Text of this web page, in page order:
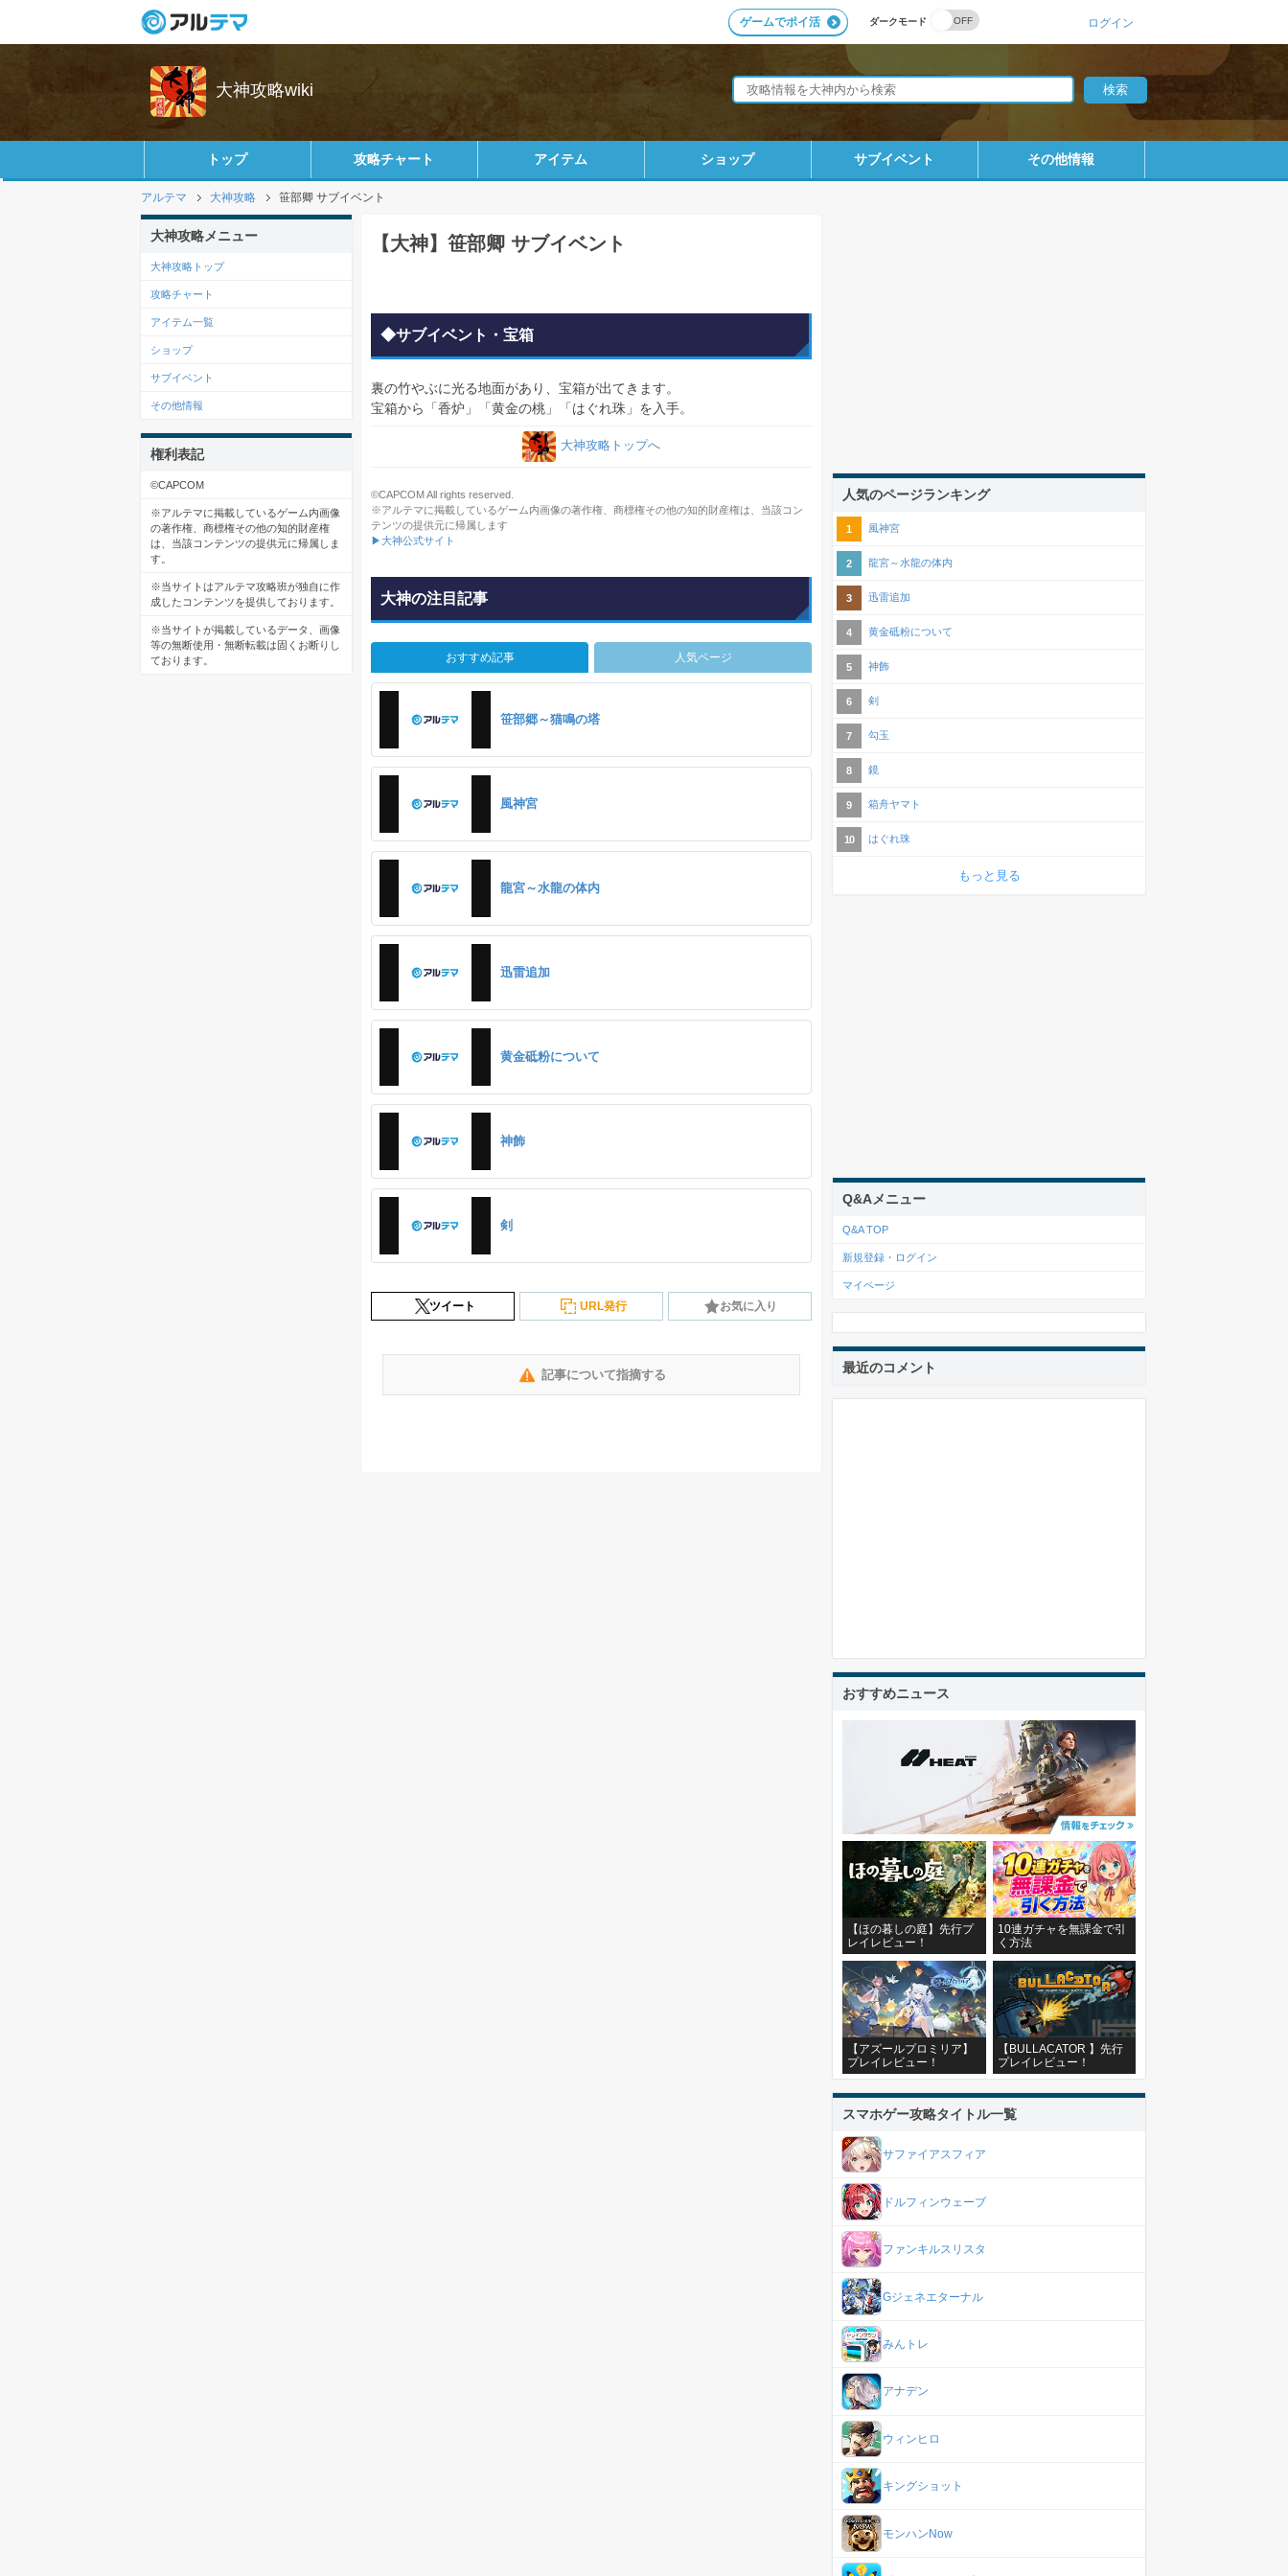
ダークモード
ゲームでポイ活 ログイン
大神攻略wiki
トップ 攻略チャート アイテム ショップ サブイベント その他情報
アルテマ 大神攻略 笹部卿 サブイベント
【大神】笹部卿 サブイベント
◆サブイベント・宝箱
裏の竹やぶに光る地面があり、宝箱が出てきます。
宝箱から「香炉」「黄金の桃」「はぐれ珠」を入手。
大神攻略トップへ
©CAPCOM All rights reserved.
※アルテマに掲載しているゲーム内画像の著作権、商標権その他の知的財産権は、当該コン
テンツの提供元に帰属します
▶大神公式サイト
大神の注目記事
おすすめ記事 人気ページ
笹部郷～猫鳴の塔
風神宮
龍宮～水龍の体内
迅雷追加
黄金砥粉について
神飾
剣
ツイート URL発行 お気に入り
記事について指摘する
大神攻略メニュー
大神攻略トップ
攻略チャート
アイテム一覧
ショップ
サブイベント
その他情報
権利表記
©CAPCOM
※アルテマに掲載しているゲーム内画像
の著作権、商標権その他の知的財産権
は、当該コンテンツの提供元に帰属しま
す。
※当サイトはアルテマ攻略班が独自に作
成したコンテンツを提供しております。
※当サイトが掲載しているデータ、画像
等の無断使用・無断転載は固くお断りし
ております。
人気のページランキング
風神宮
龍宮～水龍の体内
迅雷追加
黄金砥粉について
神飾
剣
勾玉
鏡
箱舟ヤマト
はぐれ珠
もっと見る
Q&Aメニュー
Q&A TOP
新規登録・ログイン
マイページ
最近のコメント
おすすめニュース
【ほの暮しの庭】先行プ
レイレビュー！
10連ガチャを無課金で引
く方法
【アズールプロミリア】
プレイレビュー！
【BULLACATOR 】先行
プレイレビュー！
スマホゲー攻略タイトル一覧
サファイアスフィア
ドルフィンウェーブ
ファンキルスリスタ
Gジェネエターナル
みんトレ
アナデン
ウィンヒロ
キングショット
モンハンNow